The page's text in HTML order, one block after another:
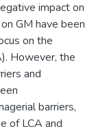
impact on
GM have been
on the
However, the
and
barriers,
of LCA and